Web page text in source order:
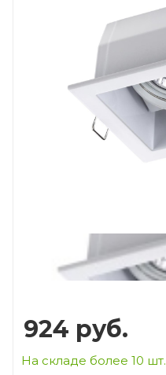
924 руб.
На складе более 10 шт.